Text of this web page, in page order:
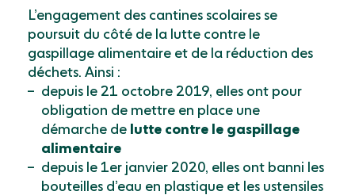
L’engagement des cantines scolaires se
poursuit du côté de la lutte contre le
gaspillage alimentaire et de la réduction des
déchets. Ainsi :
depuis le 21 octobre 2019, elles ont pour
obligation de mettre en place une
démarche de lutte contre le gaspillage
alimentaire
depuis le 1er janvier 2020, elles ont banni les
bouteilles d’eau en plastique et les ustensiles